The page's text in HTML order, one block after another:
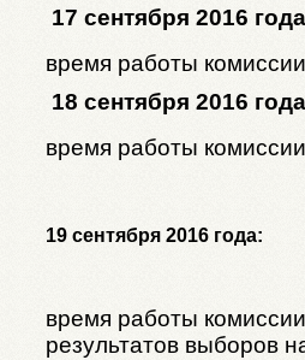
17 сентября 2016
время работы
18 сентября 2016
время работы
19 сентября 2016 года:
время работы
результатов выборов